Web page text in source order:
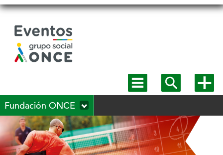
Mostrar
menú
Mostrar
buscadormás
Fundación ONCE